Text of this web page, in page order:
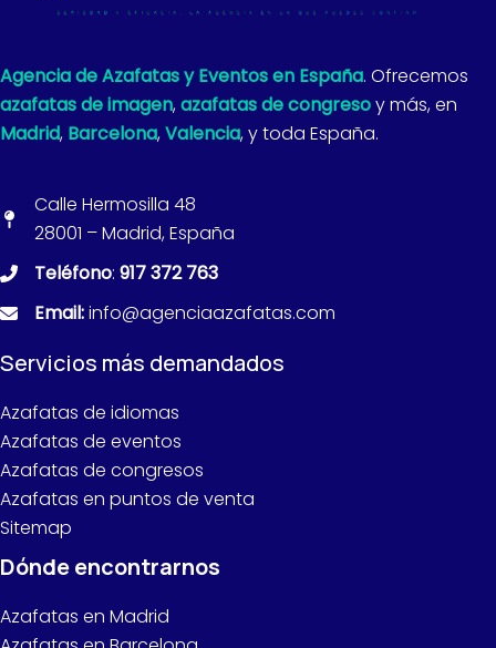
Agencia de Azafatas y Eventos en España. Ofrecemos
azafatas de imagen,azafatas de congresoy más, en
Madrid, Barcelona,Valencia, y toda España.
Calle Hermosilla 48
28001 – Madrid, España
Teléfono: 917 372 763
Email:info@agenciaazafatas.com
Servicios más demandados
Azafatas de idiomas
Azafatas de eventos
Azafatas de congresos
Azafatas en puntos de venta
Sitemap
Dónde encontrarnos
Azafatas en Madrid